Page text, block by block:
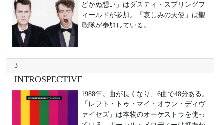
どかぬ想い」はダスティ・スプリングフ
ィールドが参加。「哀しみの天使」は聖
歌隊が参加している。
3
INTROSPECTIVE
1988年。曲が長くなり、6曲で48分ある。
「レフト・トゥ・マイ・オウン・ディヴ
ァイセズ」は本物のオーケストラを使っ